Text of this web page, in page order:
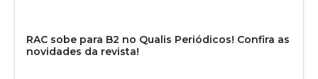
RAC sobe para B2 no Qualis Periódicos! Confira as
novidades da revista!